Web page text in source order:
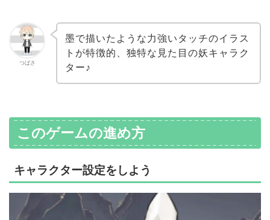
つばさ
墨で描いたような力強いタッチのイラス
トが特徴的、独特な見た目の妖キャラク
ター♪
このゲームの進め方
キャラクター設定をしよう